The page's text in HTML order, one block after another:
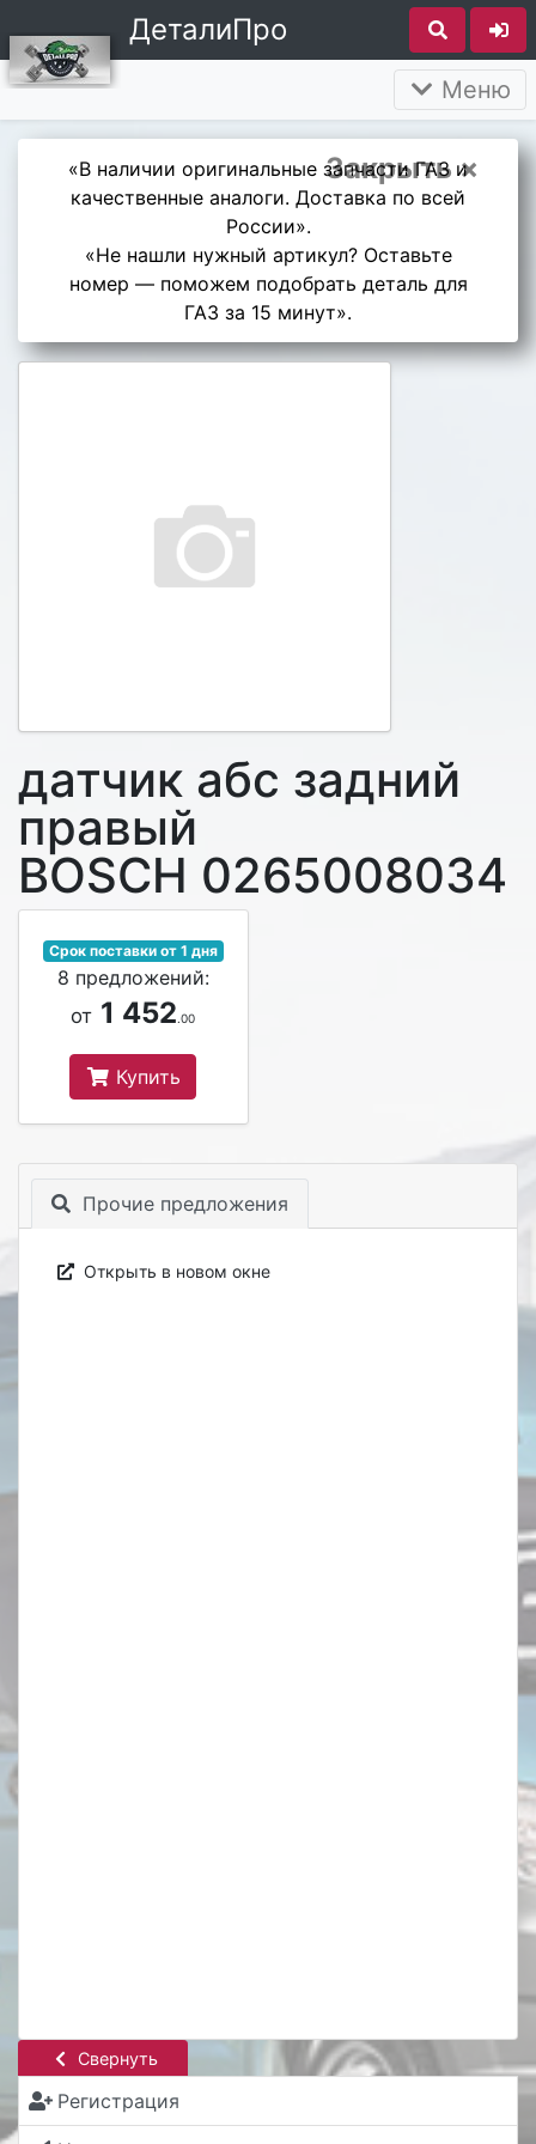
ДеталиПро
Меню
Закрыть ×
«В наличии оригинальные запчасти ГАЗ и
качественные аналоги. Доставка по всей
России».
«Не нашли нужный артикул? Оставьте
номер — поможем подобрать деталь для
ГАЗ за 15 минут».
Свернуть
Регистрация
датчик абс задний
правый
BOSCH 0265008034
Срок поставки от 1 дня
8 предложений:
от 1 452.00
Купить
Прочие предложения
Открыть в новом окне